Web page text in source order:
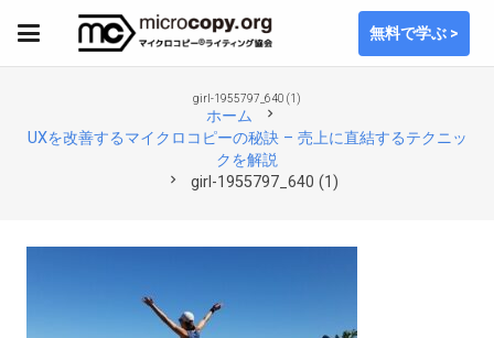
無料で学ぶ >
girl-1955797_640 (1)
ホーム chevron_right
UXを改善するマイクロコピーの秘訣 – 売上に直結するテクニッ
クを解説
chevron_right girl-1955797_640 (1)